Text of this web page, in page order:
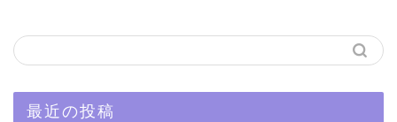
最近の投稿